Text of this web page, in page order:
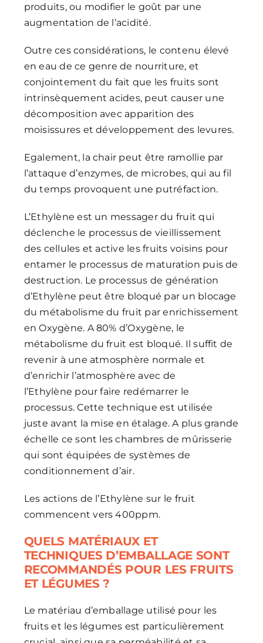
produits, ou modifier le goût par une
augmentation de l’acidité.
Outre ces considérations, le contenu élevé
en eau de ce genre de nourriture, et
conjointement du fait que les fruits sont
intrinsèquement acides, peut causer une
décomposition avec apparition des
moisissures et développement des levures.
Egalement, la chair peut être ramollie par
l’attaque d’enzymes, de microbes, qui au fil
du temps provoquent une putréfaction.
L’Ethylène est un messager du fruit qui
déclenche le processus de vieillissement
des cellules et active les fruits voisins pour
entamer le processus de maturation puis de
destruction. Le processus de génération
d’Ethylène peut être bloqué par un blocage
du métabolisme du fruit par enrichissement
en Oxygène. A 80% d’Oxygène, le
métabolisme du fruit est bloqué. Il suffit de
revenir à une atmosphère normale et
d’enrichir l’atmosphère avec de
l’Ethylène pour faire redémarrer le
processus. Cette technique est utilisée
juste avant la mise en étalage. A plus grande
échelle ce sont les chambres de mûrisserie
qui sont équipées de systèmes de
conditionnement d’air.
Les actions de l’Ethylène sur le fruit
commencent vers 400ppm.
QUELS MATÉRIAUX ET
TECHNIQUES D’EMBALLAGE SONT
RECOMMANDÉS POUR LES FRUITS
ET LÉGUMES ?
Le matériau d’emballage utilisé pour les
fruits et les légumes est particulièrement